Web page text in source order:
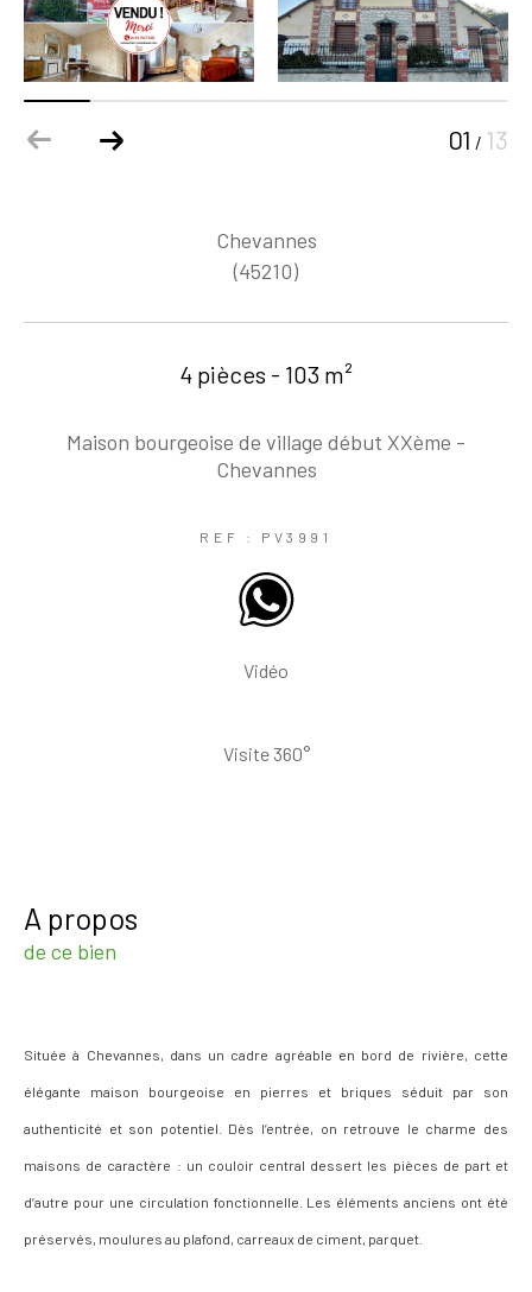
01 / 13
Chevannes
(45210)
4 pièces - 103 m²
Maison bourgeoise de village début XXème -
Chevannes
REF : PV3991
Vidéo
Visite 360°
a propos
de ce bien
Située à Chevannes, dans un cadre agréable en bord de rivière, cette
élégante maison bourgeoise en pierres et briques séduit par son
authenticité et son potentiel. Dès l’entrée, on retrouve le charme des
maisons de caractère : un couloir central dessert les pièces de part et
d’autre pour une circulation fonctionnelle. Les éléments anciens ont été
préservés, moulures au plafond, carreaux de ciment, parquet.